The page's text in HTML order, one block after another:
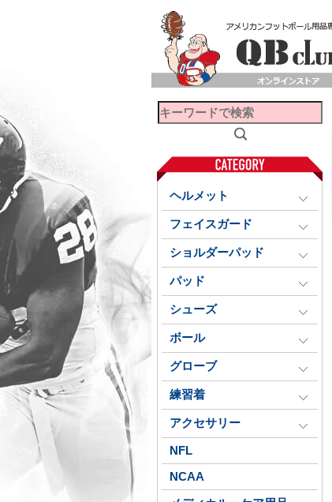
ヘルメット
フェイスガード
ショルダーパッド
パッド
シューズ
ボール
グローブ
練習着
アクセサリー
NFL
NCAA